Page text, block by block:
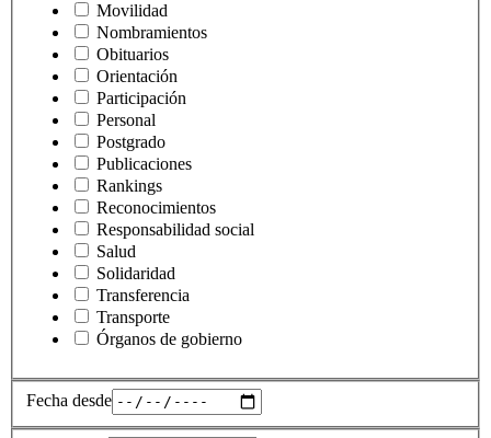
Movilidad
Nombramientos
Obituarios
Orientación
Participación
Personal
Postgrado
Publicaciones
Rankings
Reconocimientos
Responsabilidad social
Salud
Solidaridad
Transferencia
Transporte
Órganos de gobierno
Fecha desde